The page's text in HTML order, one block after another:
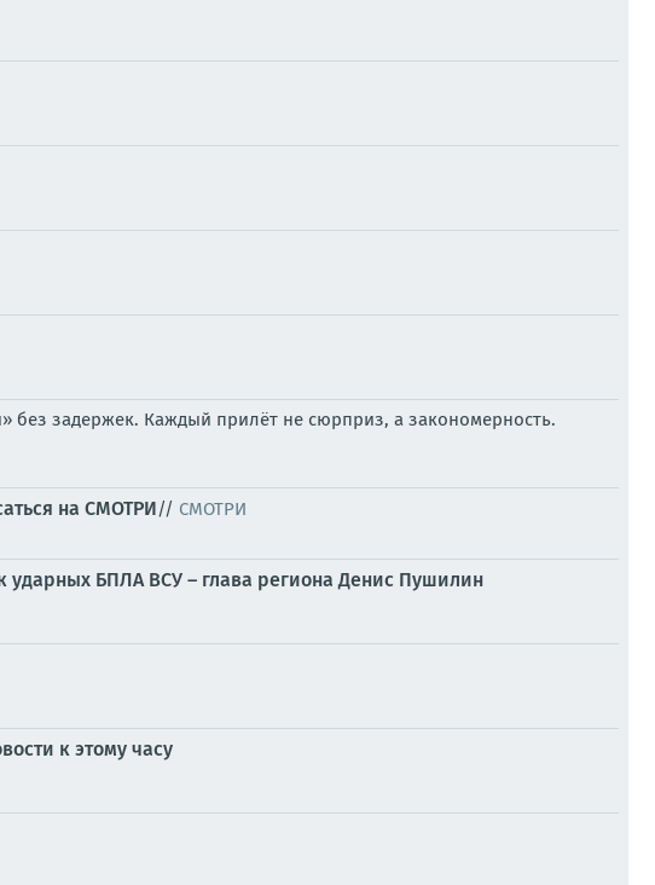
без задержек. Каждый прилёт не сюрприз, а закономерность.
на СМОТРИ// СМОТРИ
ударных БПЛА ВСУ – глава региона Денис Пушилин
к этому часу